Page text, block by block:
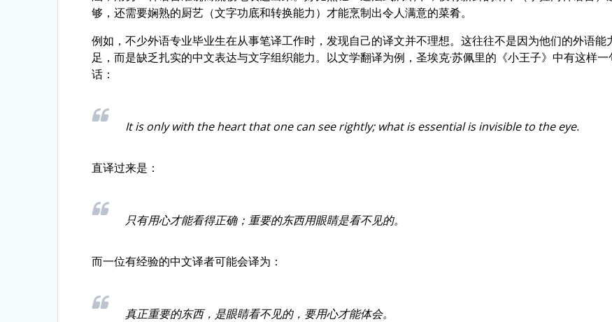
够，还需要娴熟的厨艺（文字功底和转换能力）才能烹制出令人满意的菜肴。
例如，不少外语专业毕业生在从事笔译工作时，发现自己的译文并不理想。这往往不是因为他们的外语能
足，而是缺乏扎实的中文表达与文字组织能力。以文学翻译为例，圣埃克·苏佩里的《小王子》中有这样一
话：
It is only with the heart that one can see rightly; what is essential is invisible to the eye.
直译过来是：
只有用心才能看得正确；重要的东西用眼睛是看不见的。
而一位有经验的中文译者可能会译为：
真正重要的东西，是眼睛看不见的，要用心才能体会。